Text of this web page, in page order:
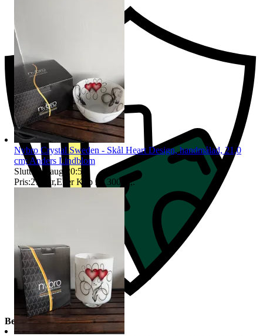
Beskrivning
Nybro Crystal Sweden - Skål Heart Design, handmålad, 21,0
cm; Anders Lindblom
Sluttid
13 aug 20:58
Pris:275 kr,Eller Köp nu 300 kr,.